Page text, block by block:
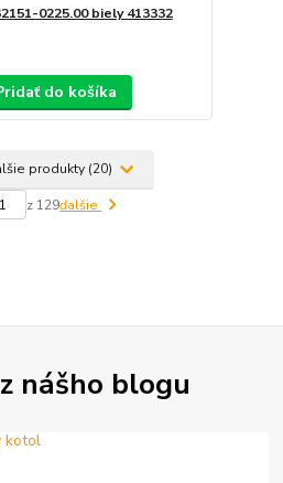
0225.00 biely 413332
do košíka
produkty (20)
z 129ďalšie
nášho blogu